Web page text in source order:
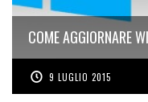
COME AGGIORNARE
9 LUGLIO 2015